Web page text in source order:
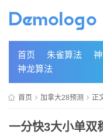
首页 朱雀算法
神龙算法
首页 加拿大28预测 正
一分快3大小单双